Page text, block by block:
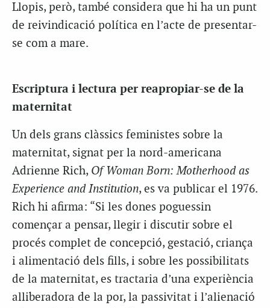
Llopis, però, també considera que hi ha un punt
de reivindicació política en l’acte de presentar-
se com a mare.
Escriptura i lectura per reapropiar-se de la
maternitat
Un dels grans clàssics feministes sobre la
maternitat, signat per la nord-americana
Adrienne Rich, Of Woman Born: Motherhood as
Experience and Institution, es va publicar el 1976.
Rich hi afirma: “Si les dones poguessin
començar a pensar, llegir i discutir sobre el
procés complet de concepció, gestació, criança
i alimentació dels fills, i sobre les possibilitats
de la maternitat, es tractaria d’una experiència
alliberadora de la por, la passivitat i l’alienació